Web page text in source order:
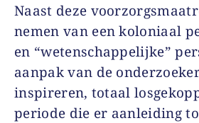
Naast deze
nemen van een koloniaal
en “wetenschappelijke”
aanpak van de
inspireren, totaal
periode die er aanleiding